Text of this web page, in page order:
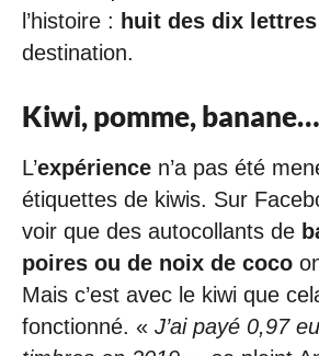
l’histoire : huit des dix lettres
destination.
Kiwi, pomme, banane…
L’expérience n’a pas été
étiquettes de kiwis. Sur
voir que des autocollants de
poires ou de noix de coco
Mais c’est avec le kiwi que
fonctionné. « J’ai payé 0,97